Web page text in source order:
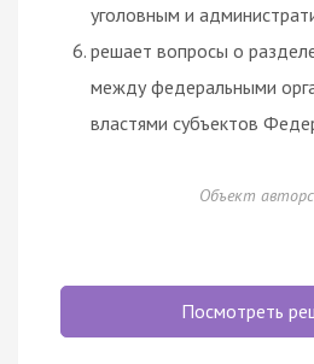
уголовным и
решает вопросы о
между федеральными
властями субъектов
Объект
Посмотреть